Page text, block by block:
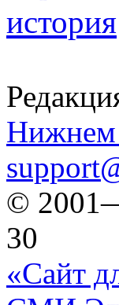
история
Нижнем
©
30
«Сайт